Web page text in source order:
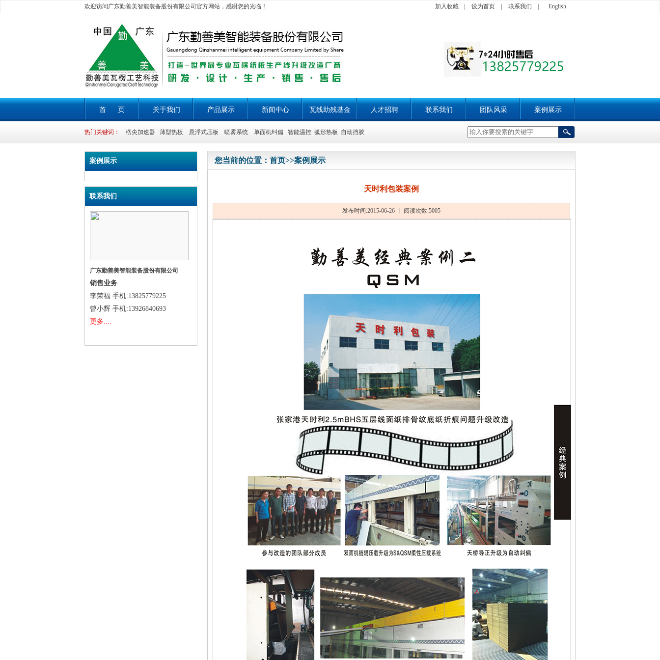
欢迎访问广东勤善美智能装备股份有限公司官方网站，感谢您的光临！ 加入收藏 设为首页 联系我们 English
首 页 关于我们 产品展示 新闻中心 瓦线助残基金 人才招聘 联系我们 团队风采 案例展示
热门关键词： 楞尖加速器 薄型热板 悬浮式压板 喷雾系统 单面机纠偏 智能温控 弧形热板 自动挡胶
案例展示
联系我们
广东勤善美智能装备股份有限公司
销售业务
李荣福 手机:13825779225
曾小辉 手机:13926840693
更多....
您当前的位置： 首页>>案例展示
天时利包装案例
发布时间:2015-06-26 丨 阅读次数:5005